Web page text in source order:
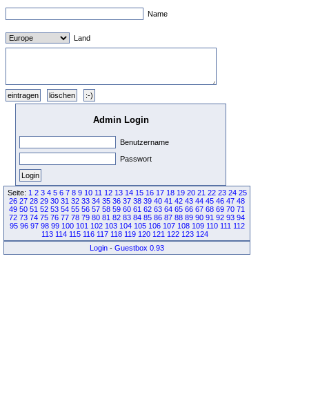
Name
Land
Admin Login
Benutzername
Passwort
Seite: 1 2 3 4 5 6 7 8 9 10 11 12 13 14 15 16 17 18 19 20 21 22 23 24 25
26 27 28 29 30 31 32 33 34 35 36 37 38 39 40 41 42 43 44 45 46 47 48
49 50 51 52 53 54 55 56 57 58 59 60 61 62 63 64 65 66 67 68 69 70 71
72 73 74 75 76 77 78 79 80 81 82 83 84 85 86 87 88 89 90 91 92 93 94
95 96 97 98 99 100 101 102 103 104 105 106 107 108 109 110 111 112
113 114 115 116 117 118 119 120 121 122 123 124
Login - Guestbox 0.93